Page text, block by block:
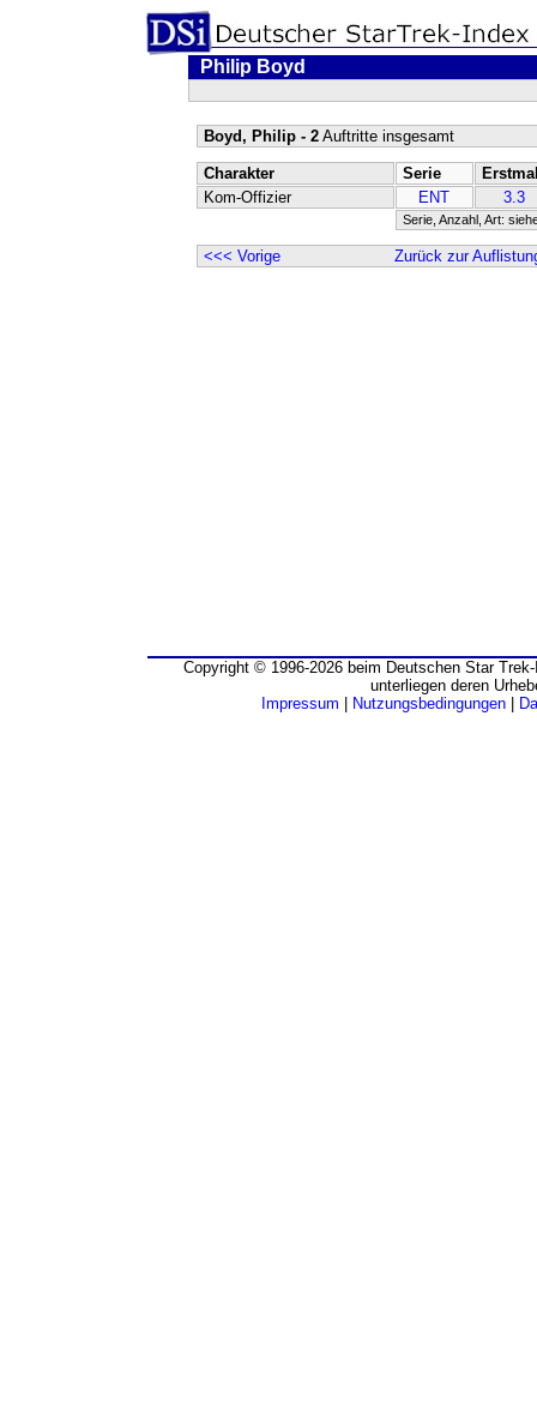
Philip Boyd
Boyd, Philip - 2Auftritte insgesamt
Charakter Serie
Kom-Offizier
ENT 3.3
Serie, Anzahl, Art:
<<< Vorige Zurück zur
Copyright © 1996-2026 beim Deutschen Star
unterliegen deren
Impressum
Nutzungsbedingungen